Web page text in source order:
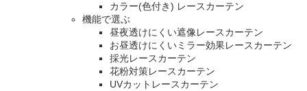
カラー(色付き) レースカーテン
機能で選ぶ
昼夜透けにくい遮像レースカーテン
お昼透けにくいミラー効果レースカーテン
採光レースカーテン
花粉対策レースカーテン
UVカットレースカーテン